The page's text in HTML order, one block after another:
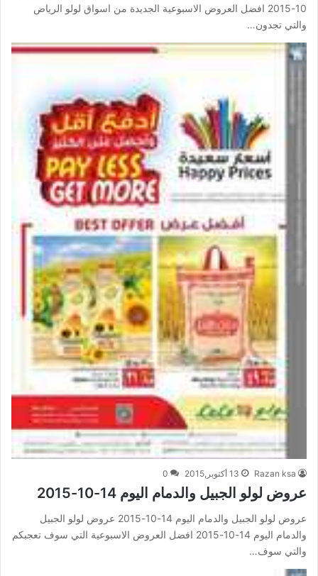
10-2015 افضل العروض الاسبوعية الجديدة من اسواق لولو الرياض
والتي تجدون…
Razan ksa 13 أكتوبر,2015 0
عروض لولو الجبيل والدمام اليوم 14-10-2015
عروض لولو الجبيل والدمام اليوم 14-10-2015 عروض لولو الجبيل
والدمام اليوم 14-10-2015 افضل العروض الاسبوعية التي سوف تعجبكم
والتي سوف…